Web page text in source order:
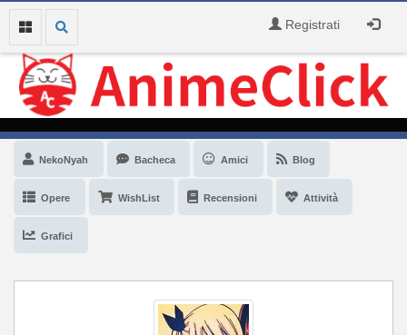
Registrati
NekoNyah Bacheca Amici Blog
Opere WishList Recensioni Attività
Grafici